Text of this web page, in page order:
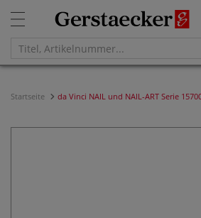
Startseite da Vinci NAIL und NAIL-ART Serie